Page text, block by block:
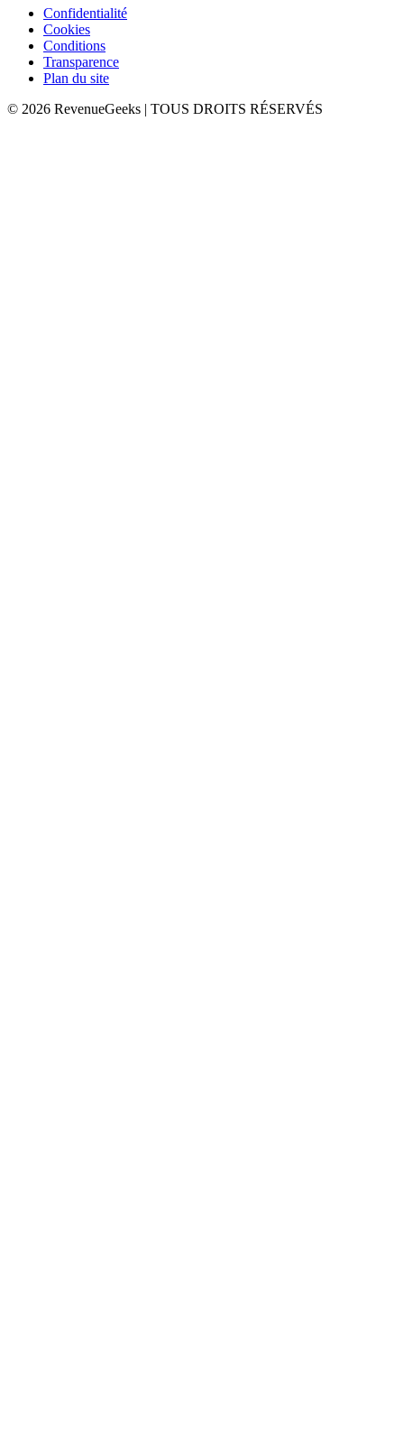
Confidentialité
Cookies
Conditions
Transparence
Plan du site
© 2026 RevenueGeeks | TOUS DROITS RÉSERVÉS